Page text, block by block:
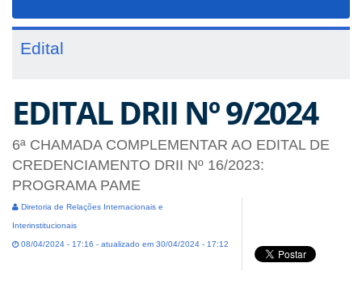
Edital
EDITAL DRII Nº 9/2024
6ª CHAMADA COMPLEMENTAR AO EDITAL DE
CREDENCIAMENTO DRII Nº 16/2023:
PROGRAMA PAME
Diretoria de Relações Internacionais e
Interinstitucionais
08/04/2024 - 17:16 - atualizado em 30/04/2024 - 17:12